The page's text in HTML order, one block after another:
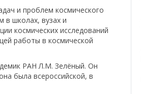
и проблем космического
в школах, вузах и
космических исследований
работы в космической
РАН Л.М. Зелёный. Он
была всероссийской, в